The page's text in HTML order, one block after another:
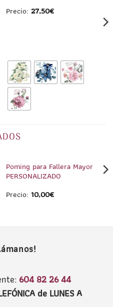
Precio: 27,50€
Poming para Fallera Mayor
PERSONALIZADO
Precio: 10,00€
604 82 26 44
de LUNES A